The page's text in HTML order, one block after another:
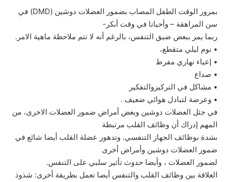
بمرور الوقت الطفل المصاب بضمور العضلات دوشين (DMD) في
سن المراهقة – وأحيانا في وقت أبكر-
ربما يمر ببعض ضيق التنفس، بالرغم أنه لا تتم ملاحظة ماهية الامر.
• نوم ليلي متقطع،
• إعياء نهاري مفرط
• صداع
• مشاكل في التركيزوالتفكير
• وعرضة لتبادل هوائي ضعيف .
في جثل العضلات دوشين وبعض أمراض ضمور العضلات الاخرى، من
المهم إدراك أن وظائف القلب مرتبطة
بشدة بوظائف الجهاز التنفسي. وتدهور عضلة القلب أيضا شائع في
ضمور العضلات دوشين وأمراض أخرى
لضمور العضلات ، وأيضا حدوث تأثير سلبي على التنفس.
العلاقة بين وظائف القلب والتنفس أيضا تعمل بطريقة أخرى: شذوذ